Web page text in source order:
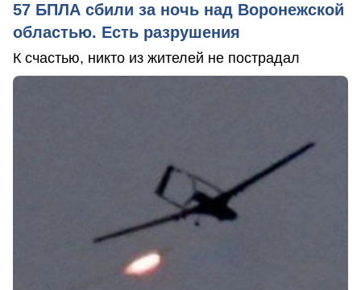
57 БПЛА сбили за ночь над Воронежской
областью. Есть разрушения
К счастью, никто из жителей не пострадал